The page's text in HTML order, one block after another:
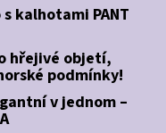
s kalhotami PANT
hřejivé objetí,
podmínky!
v jednom –